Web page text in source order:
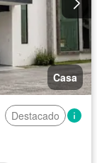
Casa
Destacado